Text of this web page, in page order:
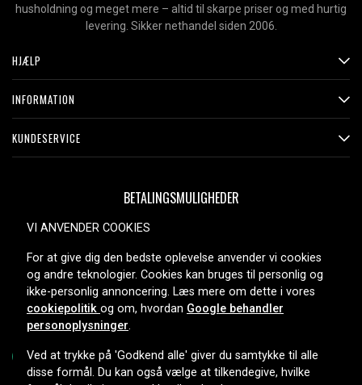
husholdning og meget mere – altid til skarpe priser og med hurtig
levering. Sikker nethandel siden 2006.
HJÆLP
INFORMATION
KUNDESERVICE
BETALINGSMULIGHEDER
LEVERINGSMULIGHEDER
VI ANVENDER COOKIES
For at give dig den bedste oplevelse anvender vi cookies
og andre teknologier. Cookies kan bruges til personlig og
ikke-personlig annoncering. Læs mere om dette i vores
cookiepolitik og om, hvordan Google behandler
personoplysninger.
Ved at trykke på 'Godkend alle' giver du samtykke til alle
disse formål. Du kan også vælge at tilkendegive, hvilke